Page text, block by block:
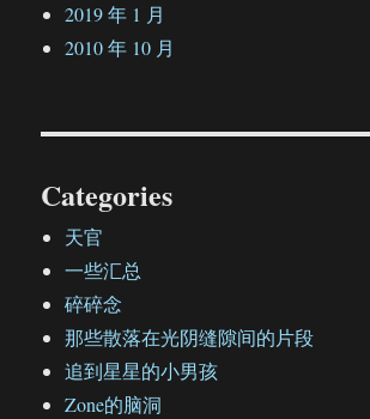
2019 年 1 月
2010 年 10 月
Categories
天官
一些汇总
碎碎念
那些散落在光阴缝隙间的片段
追到星星的小男孩
Zone的脑洞